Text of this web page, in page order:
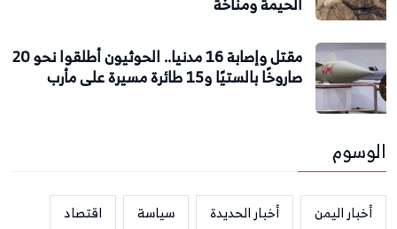
مقتل وإصابة 16 مدنيا.. الحوثيون أطلقوا نحو 20
صاروخًا بالستيًا و15 طائرة مسيرة على مأرب
الوسوم
أخبار اليمن أخبار الحديدة سياسة
اقتصاد